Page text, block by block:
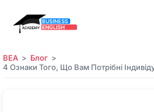
BEA
Блог
4 Ознаки Того, Що Вам Потрібні